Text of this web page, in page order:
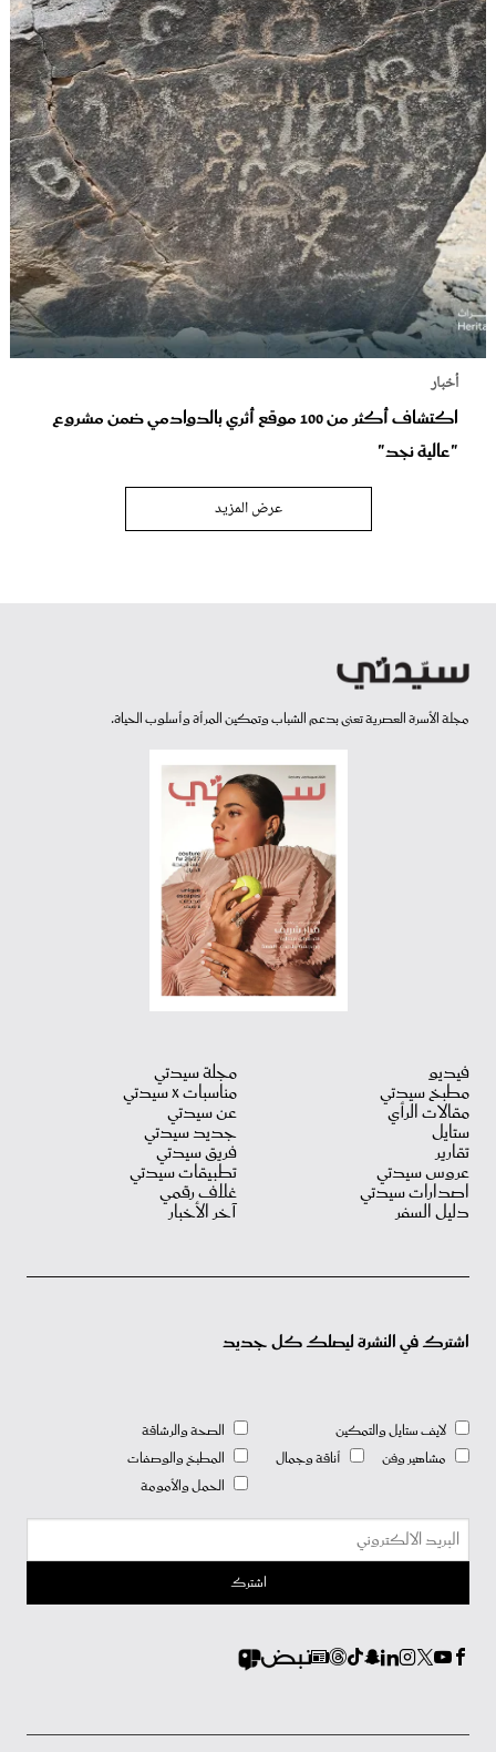
أخبار
اكتشاف أكثر من 100 موقع أثري بالدوادمي ضمن مشروع
"عالية نجد"
عرض المزيد
مجلة الأسرة العصرية تعنى بدعم الشباب وتمكين المرأة وأسلوب الحياة.
فيديو
مطبخ سيدتي
مقالات الرأي
ستايل
تقارير
عروس سيدتي
اصدارات سيدتي
دليل السفر
مجلة سيدتي
مناسبات X سيدتي
عن سيدتي
جديد سيدتي
فريق سيدتي
تطبيقات سيدتي
غلاف رقمي
آخر الأخبار
اشترك في النشرة ليصلك كل جديد
لايف ستايل والتمكين
مشاهير وفن
أناقة وجمال
الصحة والرشاقة
المطبخ والوصفات
الحمل والأمومة